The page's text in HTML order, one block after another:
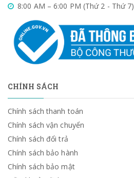
8:00 AM – 6:00 PM (Thứ 2 - Thứ 7)
CHÍNH SÁCH
Chính sách thanh toán
Chính sách vận chuyển
Chính sách đổi trả
Chính sách bảo hành
Chính sách bảo mật